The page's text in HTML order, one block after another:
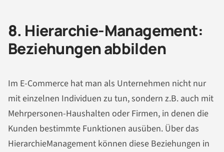
8. Hierarchie-Management:
Beziehungen abbilden
Im E-Commerce hat man als Unternehmen nicht nur
mit einzelnen Individuen zu tun, sondern z.B. auch mit
Mehrpersonen-Haushalten oder Firmen, in denen die
Kunden bestimmte Funktionen ausüben. Über das
HierarchieManagement können diese Beziehungen in